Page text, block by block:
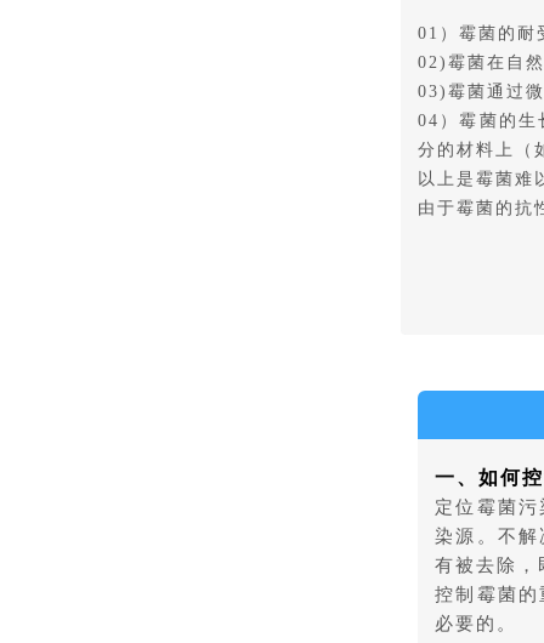
01）霉菌的耐
02)霉菌在自
03)霉菌通过
04）霉菌的生
分的材料上（
以上是霉菌难
由于霉菌的抗
一、如何
定位霉菌
染源。不
有被去除，
控制霉菌
必要的。